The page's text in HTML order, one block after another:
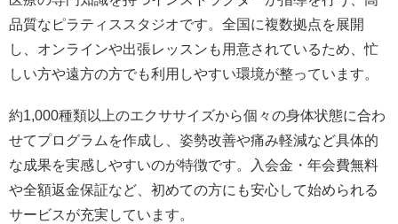
品質なピラティススタジオです。全国に複数拠点を展開
し、オンラインや出張レッスンも用意されているため、忙
しい方や遠方の方でも利用しやすい環境が整っています。
約1,000種類以上のエクササイズから個々の身体状態に合わ
せてプログラムを作成し、姿勢改善や痛み軽減など具体的
な成果を実感しやすいのが特徴です。入会金・年会費無料
や全額返金保証など、初めての方にも安心して始められる
サービスが充実しています。